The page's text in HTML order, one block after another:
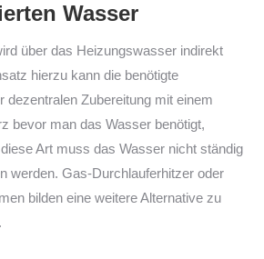
Wasser
über das Heizungswasser indirekt
hierzu kann die benötigte
dezentralen Zubereitung mit einem
bevor man das Wasser benötigt,
Art muss das Wasser nicht ständig
werden. Gas-Durchlauferhitzer oder
bilden eine weitere Alternative zu